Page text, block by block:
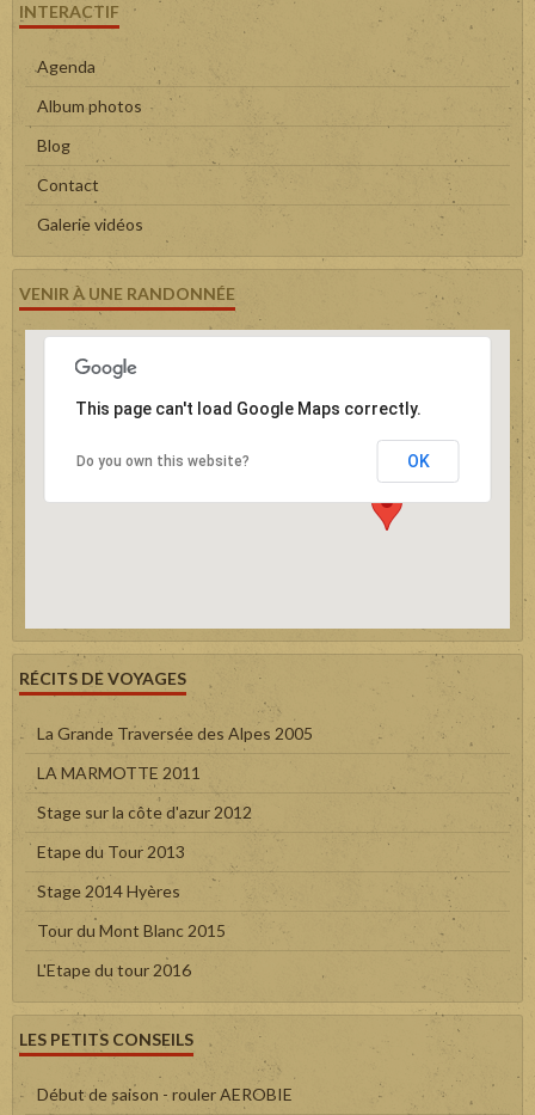
INTERACTIF
Agenda
Album photos
Blog
Contact
Galerie vidéos
VENIR À UNE RANDONNÉE
This page can't load Google Maps correctly.
Do you own this website? OK
RÉCITS DE VOYAGES
La Grande Traversée des Alpes 2005
LA MARMOTTE 2011
Stage sur la côte d'azur 2012
Etape du Tour 2013
Stage 2014 Hyères
Tour du Mont Blanc 2015
L'Etape du tour 2016
LES PETITS CONSEILS
Début de saison - rouler AEROBIE